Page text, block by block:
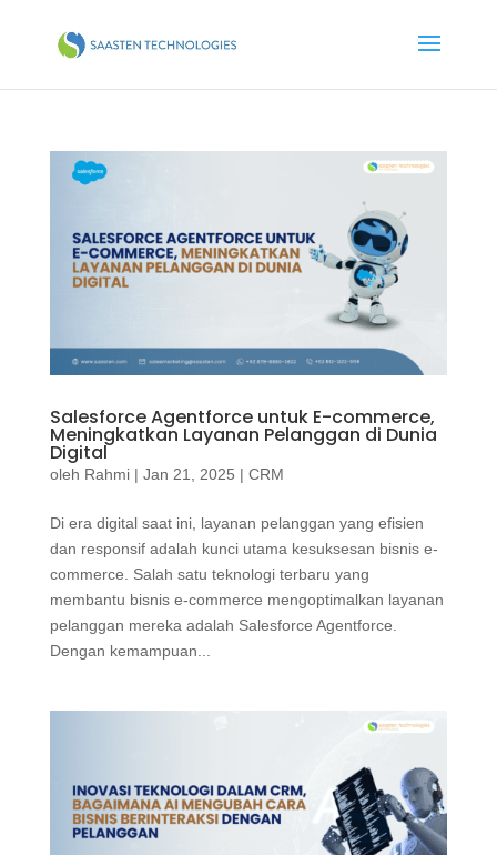
Salesforce Agentforce untuk E-commerce,
Meningkatkan Layanan Pelanggan di Dunia
Digital
oleh Rahmi| Jan 21, 2025 | CRM
Di era digital saat ini, layanan pelanggan yang efisien
dan responsif adalah kunci utama kesuksesan bisnis e-
commerce. Salah satu teknologi terbaru yang
membantu bisnis e-commerce mengoptimalkan layanan
pelanggan mereka adalah Salesforce Agentforce.
Dengan kemampuan...